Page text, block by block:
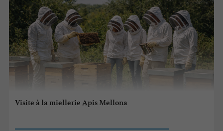
Visite à la miellerie Apis Mellona